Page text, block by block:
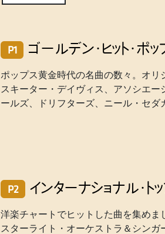
P1 ゴールデン・ヒット・ポッ
ポップス黄金時代の名曲の数々。オリ
スキーター・デイヴィス、アソシエ
ールズ、ドリフターズ、ニール・セダ
P2 インターナショナル・トッ
洋楽チャートでヒットした曲を集めま
スターライト・オーケストラ＆シンガ